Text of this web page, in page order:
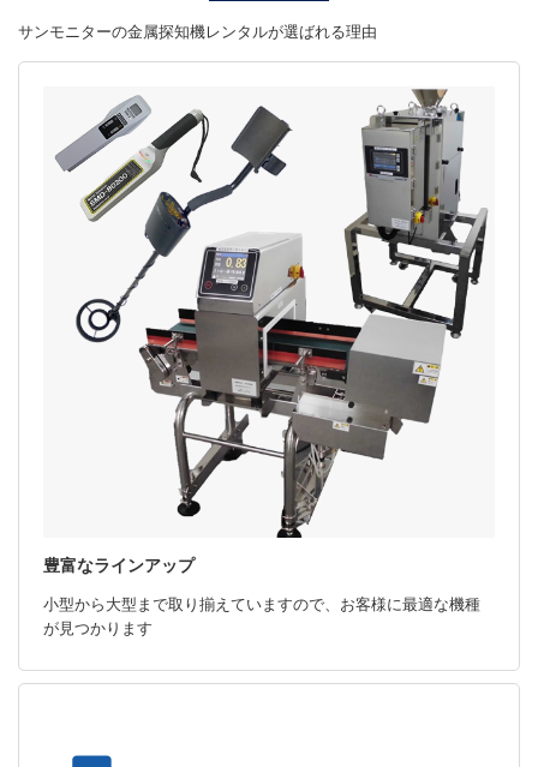
※実際に検査する場合の検出感度は、異物・検査対象
物（検体）によって異なります
テストピース（試験片）：SUS304球
サンモニターの金属探知機レンタルが選ばれる理由
豊富なラインアップ
小型から大型まで取り揃えていますので、お客様に最適な機種
が見つかります